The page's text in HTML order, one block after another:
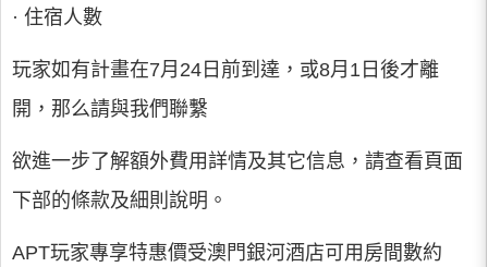
· 住宿人數
玩家如有計畫在7月24日前到達，或8月1日後才離
開，那么請與我們聯繫
欲進一步了解額外費用詳情及其它信息，請查看頁面
下部的條款及細則說明。
APT玩家專享特惠價受澳門銀河酒店可用房間數約